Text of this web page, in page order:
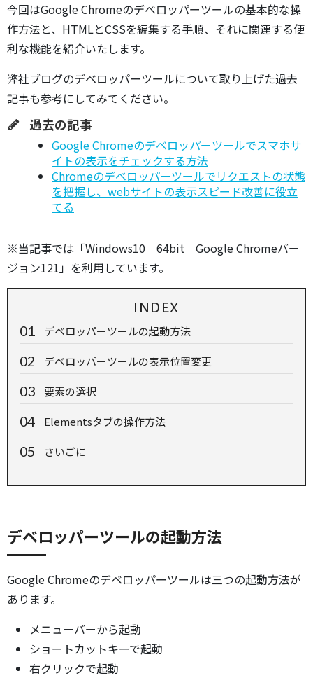
今回はGoogle Chromeのデベロッパーツールの基本的な操
作方法と、HTMLとCSSを編集する手順、それに関連する便
利な機能を紹介いたします。
弊社ブログのデベロッパーツールについて取り上げた過去
記事も参考にしてみてください。
過去の記事
Google Chromeのデベロッパーツールでスマホサ
イトの表示をチェックする方法
Chromeのデベロッパーツールでリクエストの状態
を把握し、webサイトの表示スピード改善に役立
てる
※当記事では「Windows10 64bit Google Chromeバー
ジョン121」を利用しています。
INDEX
デベロッパーツールの起動方法
デベロッパーツールの表示位置変更
要素の選択
Elementsタブの操作方法
さいごに
デベロッパーツールの起動方法
Google Chromeのデベロッパーツールは三つの起動方法が
あります。
メニューバーから起動
ショートカットキーで起動
右クリックで起動